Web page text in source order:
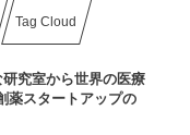
Tag Cloud
究室から世界の医療
薬スタートアップの